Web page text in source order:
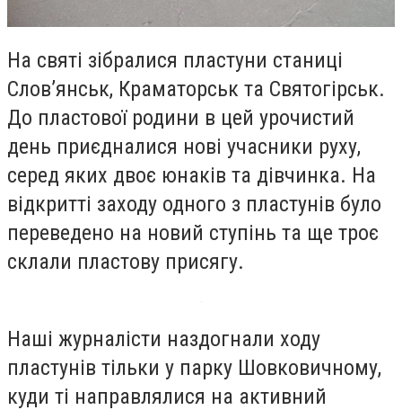
На святі зібралися пластуни станиці
Словʼянськ, Краматорськ та Святогірськ.
До пластової родини в цей урочистий
день приєдналися нові учасники руху,
серед яких двоє юнаків та дівчинка. На
відкритті заходу одного з пластунів було
переведено на новий ступінь та ще троє
склали пластову присягу.
Наші журналісти наздогнали ходу
пластунів тільки у парку Шовковичному,
куди ті направлялися на активний